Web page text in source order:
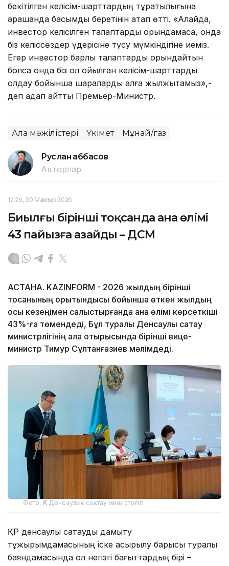
бекітілген келісім-шарттардың тұрақтылығына
әрқашанда басымдық беретінін атап өтті. «Алайда,
инвестор келісілген талаптарды орындамаса, онда
біз келіссөздер үдерісіне түсу мүмкіндігіне иеміз.
Егер инвестор барлық талаптарды орындайтын
болса онда біз қол қойылған келісім-шарттарды
қолдау бойынша шараларды алға жылжытамыз»,-
деп қадап айтты Премьер-Министр.
Алқа мәжілістері Үкімет Мұнай/газ
Руслан Ғаббасов
Авторлар
12:26, 30 Мамыр 2026
Биылғы бірінші тоқсанда ана өлімі
43 пайызға азайды – ДСМ
АСТАНА. KAZINFORM - 2026 жылдың бірінші
тоқсанының қорытындысы бойынша өткен жылдың
осы кезеңімен салыстырғанда ана өлімі көрсеткіші
43%-ға төмендеді, Бұл туралы Денсаулық сақтау
министрлігінің алқа отырысында бірінші вице-
министр Тимур Сұлтанғазиев мәлімдеді.
Фото: ҚР Денсаулық сақтау министрлігі
ҚР денсаулық сақтауды дамыту
тұжырымдамасының іске асырылу барысы туралы
баяндамасында ол негізгі бағыттардың бірі –